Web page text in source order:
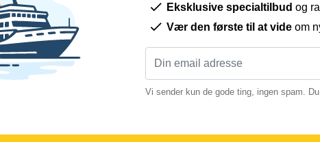
Eksklusive specialtilbud og
Vær den første til at vide om
Vi sender kun de gode ting, ingen spam.